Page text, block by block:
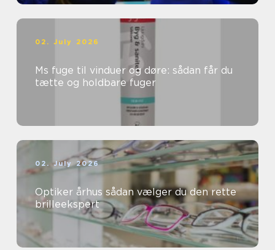
02. July 2026
Ms fuge til vinduer og døre: sådan får du
tætte og holdbare fuger
02. July 2026
Optiker århus sådan vælger du den rette
brilleekspert